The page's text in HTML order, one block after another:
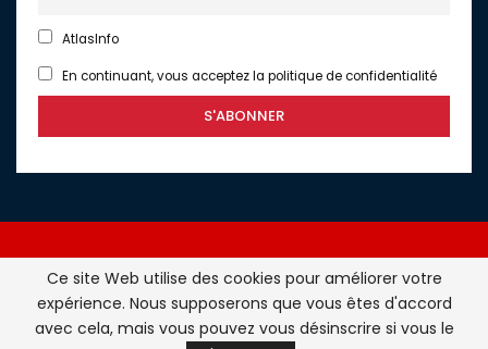
AtlasInfo
En continuant, vous acceptez la politique de confidentialité
Atlasinfo.fr : l'essentiel de l'actualité de la France et du
Maghreb © Tous Droits Réservés - Atlasinfo- 2026
Ce site Web utilise des cookies pour améliorer votre
expérience. Nous supposerons que vous êtes d'accord
avec cela, mais vous pouvez vous désinscrire si vous le